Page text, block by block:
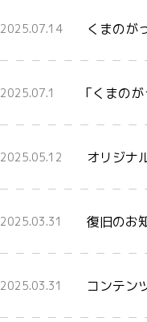
2025.07.14 くまのが
2025.07.1 「くまの
2025.05.12 オリジナ
2025.03.31 復旧のお
2025.03.31 コンテン